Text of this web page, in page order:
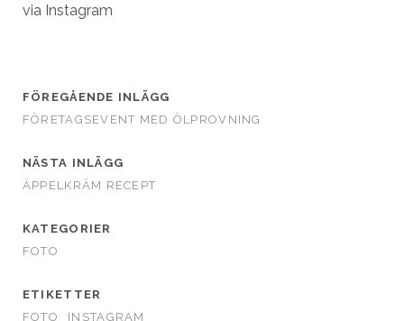
via Instagram
FÖREGÅENDE INLÄGG
FÖRETAGSEVENT MED ÖLPROVNING
NÄSTA INLÄGG
ÄPPELKRÄM RECEPT
KATEGORIER
FOTO
ETIKETTER
FOTO
INSTAGRAM